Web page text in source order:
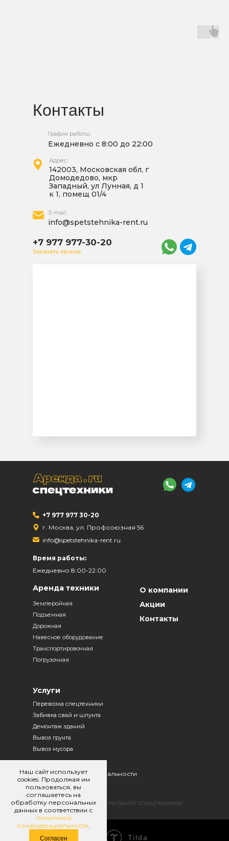
Контакты
+7 977 977-30-20
Заказать звонок
E-mail:
info@spetstehnika-rent.ru
Адрес:
142003, Московская обл, г
Домодедово, мкр
Западный, ул Лунная, д 1
к 1, помещ 01/4
График работы:
Ежедневно с 8:00 до 22:00
Услуги
О компании
Акции
Контакты
Аренда техники
Землеройная
Подъемная
Дорожная
Навесное оборудование
Транспортировочная
Погрузочная
Перевозка спецтехники
Забивка свай и шпунта
Демонтаж зданий
Вывоз грунта
Вывоз мусора
Политика конфиденциальности
Договор оферты
+7 977 977 30-20
г. Москва, ул. Профсоюзная 56
info@spetstehnika-rent.ru
Время работы:
Ежедневно 8:00-22:00
© 2025. Аренда строительной спецтехники
Наш сайт использует
cookies. Продолжая им
пользоваться, вы
соглашаетесь на
обработку персональных
данных в соответствии с
политикой
конфиденциальности.
Согласен Tilda